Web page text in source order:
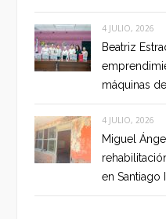
4 JULIO, 2026
Beatriz
máquinas
4 JULIO, 2026
Miguel
en Santiago